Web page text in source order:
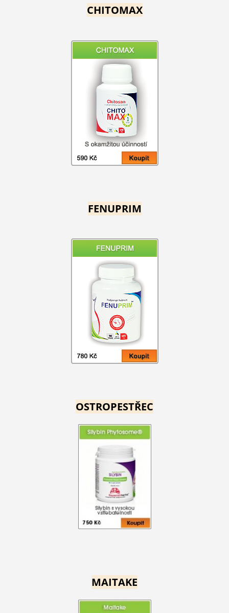
CHITOMAX
FENUPRIM
OSTROPESTŘEC
MAITAKE